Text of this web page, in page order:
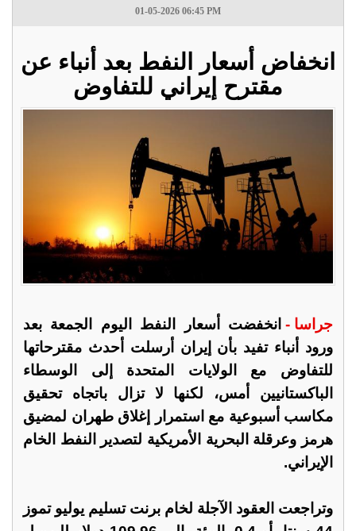
01-05-2026 06:45 PM
انخفاض أسعار النفط بعد أنباء عن
مقترح إيراني للتفاوض
جراسا - انخفضت أسعار النفط اليوم الجمعة بعد
ورود أنباء تفيد بأن إيران أرسلت أحدث مقترحاتها
للتفاوض مع الولايات المتحدة إلى الوسطاء
الباكستانيين ​أمس، لكنها لا تزال باتجاه تحقيق
مكاسب أسبوعية مع استمرار إغلاق ‌طهران لمضيق
هرمز وعرقلة البحرية الأمريكية لتصدير النفط الخام
الإيراني.
وتراجعت العقود الآجلة لخام برنت تسليم يوليو تموز